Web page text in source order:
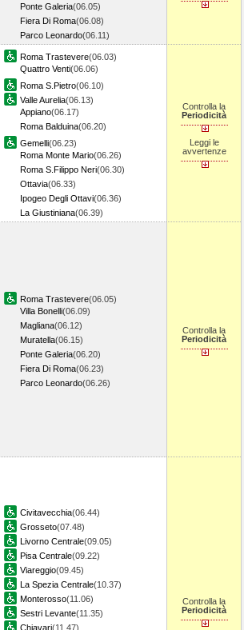
Ponte Galeria(06.05)
Fiera Di Roma(06.08)
Parco Leonardo(06.11)
Roma Trastevere(06.03)
Quattro Venti(06.06)
Roma S.Pietro(06.10)
Valle Aurelia(06.13)
Appiano(06.17)
Roma Balduina(06.20)
Gemelli(06.23)
Roma Monte Mario(06.26)
Roma S.Filippo Neri(06.30)
Ottavia(06.33)
Ipogeo Degli Ottavi(06.36)
La Giustiniana(06.39)
Controlla la
Periodicità
Leggi le
avvertenze
Roma Trastevere(06.05)
Villa Bonelli(06.09)
Magliana(06.12)
Muratella(06.15)
Ponte Galeria(06.20)
Fiera Di Roma(06.23)
Parco Leonardo(06.26)
Controlla la
Periodicità
Civitavecchia(06.44)
Grosseto(07.48)
Livorno Centrale(09.05)
Pisa Centrale(09.22)
Viareggio(09.45)
La Spezia Centrale(10.37)
Monterosso(11.06)
Sestri Levante(11.35)
Chiavari(11.47)
Controlla la
Periodicità